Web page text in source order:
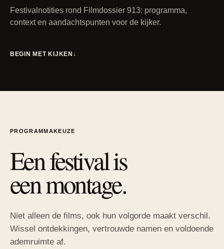
Festivalnotities rond Filmdossier 913: programma,
context en aandachtspunten voor de kijker.
BEGIN MET KIJKEN ↓
PROGRAMMAKEUZE
Een festival is
een montage.
Niet alleen de films, ook hun volgorde maakt verschil.
Wissel ontdekkingen, vertrouwde namen en voldoende
ademruimte af.